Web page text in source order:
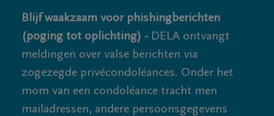
Blijf waakzaam voor phishingberichten
(poging tot oplichting) - DELA ontvangt
meldingen over valse berichten via
zogezegde privécondoléances. Onder het
mom van een condoléance tracht men
mailadressen, andere persoonsgegevens